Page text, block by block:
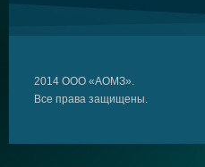
2014 ООО «АОМЗ».
Все права защищены.